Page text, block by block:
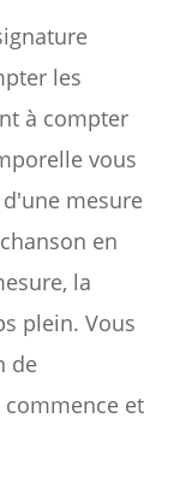
les
à compter
vous
mesure
en
la
plein. Vous
de
et